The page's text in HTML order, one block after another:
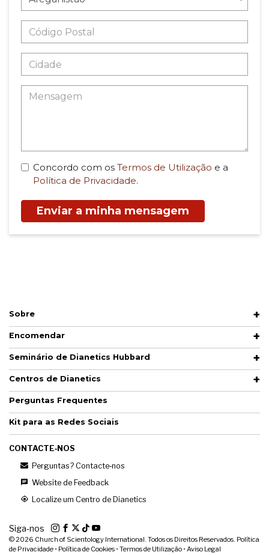
Concordo com os Termos de Utilização e a
Política de Privacidade.
Enviar a minha mensagem
Sobre
Encomendar
Seminário de Dianetics Hubbard
Centros de Dianetics
Perguntas Frequentes
Kit para as Redes Sociais
CONTACTE‑NOS
Perguntas? Contacte‑nos
Website de Feedback
Localize um Centro de Dianetics
Siga‑nos
© 2026 Church of Scientology International. Todos os Direitos Reservados. Política
de Privacidade • Política de Cookies • Termos de Utilização • Aviso Legal